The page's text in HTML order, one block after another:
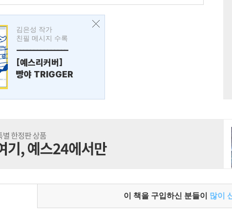
김은성 작가
친필 메시지 수록
---------------
[예스리커버]
빵야 TRIGGER
이 책을 구입하신 분들이 많이